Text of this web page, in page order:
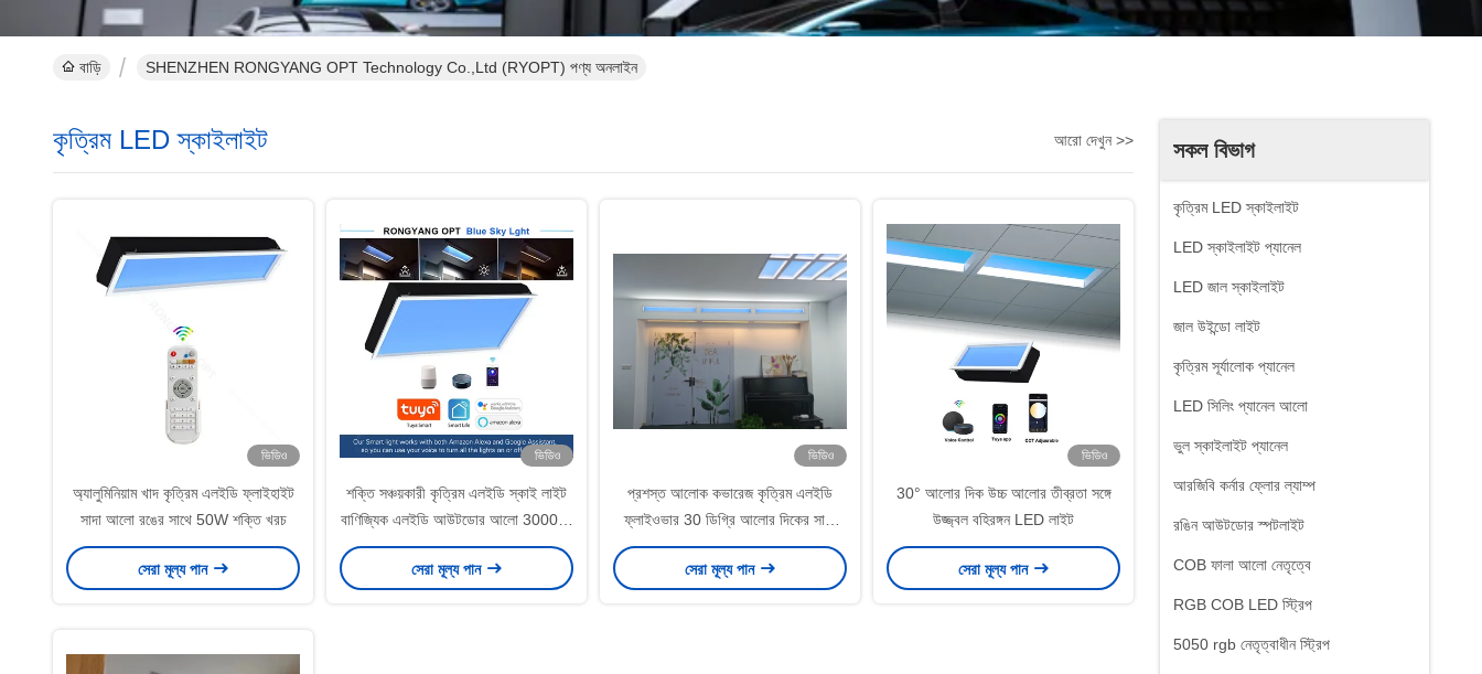
বাড়ি SHENZHEN RONGYANG OPT Technology Co.,Ltd (RYOPT) পণ্য অনলাইন
সকল বিভাগ
কৃত্রিম LED স্কাইলাইট
LED স্কাইলাইট প্যানেল
LED জাল স্কাইলাইট
জাল উইন্ডো লাইট
কৃত্রিম সূর্যালোক প্যানেল
LED সিলিং প্যানেল আলো
ভুল স্কাইলাইট প্যানেল
আরজিবি কর্নার ফ্লোর ল্যাম্প
রঙিন আউটডোর স্পটলাইট
COB ফালা আলো নেতৃত্বে
RGB COB LED স্ট্রিপ
5050 rgb নেতৃত্বাধীন স্ট্রিপ
কৃত্রিম LED স্কাইলাইট আরো দেখুন >>
ভিডিও
অ্যালুমিনিয়াম খাদ কৃত্রিম এলইডি ফ্লাইহাইট
সাদা আলো রঙের সাথে 50W শক্তি খরচ
সেরা মূল্য পান
ভিডিও
শক্তি সঞ্চয়কারী কৃত্রিম এলইডি স্কাই লাইট
বাণিজ্যিক এলইডি আউটডোর আলো 3000K-
6000K
সেরা মূল্য পান
ভিডিও
প্রশস্ত আলোক কভারেজ কৃত্রিম এলইডি
ফ্লাইওভার 30 ডিগ্রি আলোর দিকের সাথে
দীর্ঘস্থায়ী আলো
সেরা মূল্য পান
ভিডিও
30° আলোর দিক উচ্চ আলোর তীব্রতা সঙ্গে
উজ্জ্বল বহিরঙ্গন LED লাইট
সেরা মূল্য পান